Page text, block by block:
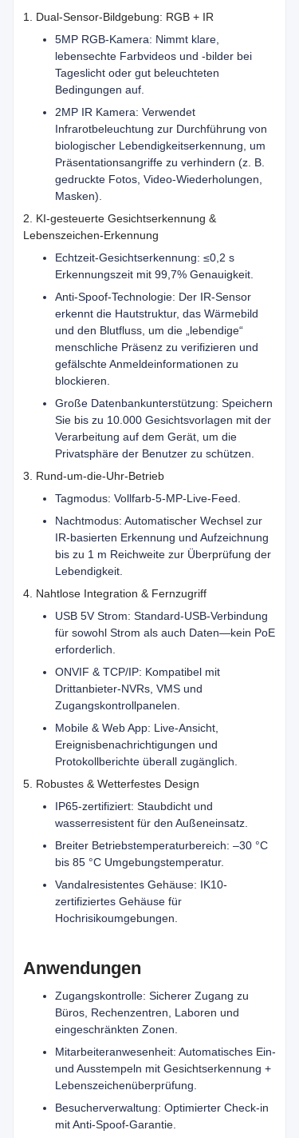
1. Dual-Sensor-Bildgebung: RGB + IR
5MP RGB-Kamera: Nimmt klare,
lebensechte Farbvideos und -bilder bei
Tageslicht oder gut beleuchteten
Bedingungen auf.
2MP IR Kamera: Verwendet
Infrarotbeleuchtung zur Durchführung von
biologischer Lebendigkeitserkennung, um
Präsentationsangriffe zu verhindern (z. B.
gedruckte Fotos, Video-Wiederholungen,
Masken).
2. KI-gesteuerte Gesichtserkennung &
Lebenszeichen-Erkennung
Echtzeit-Gesichtserkennung: ≤0,2 s
Erkennungszeit mit 99,7% Genauigkeit.
Anti-Spoof-Technologie: Der IR-Sensor
erkennt die Hautstruktur, das Wärmebild
und den Blutfluss, um die „lebendige“
menschliche Präsenz zu verifizieren und
gefälschte Anmeldeinformationen zu
blockieren.
Große Datenbankunterstützung: Speichern
Sie bis zu 10.000 Gesichtsvorlagen mit der
Verarbeitung auf dem Gerät, um die
Privatsphäre der Benutzer zu schützen.
3. Rund-um-die-Uhr-Betrieb
Tagmodus: Vollfarb-5-MP-Live-Feed.
Nachtmodus: Automatischer Wechsel zur
IR-basierten Erkennung und Aufzeichnung
bis zu 1 m Reichweite zur Überprüfung der
Lebendigkeit.
4. Nahtlose Integration & Fernzugriff
USB 5V Strom: Standard-USB-Verbindung
für sowohl Strom als auch Daten—kein PoE
erforderlich.
ONVIF & TCP/IP: Kompatibel mit
Drittanbieter-NVRs, VMS und
Zugangskontrollpanelen.
Mobile & Web App: Live-Ansicht,
Ereignisbenachrichtigungen und
Protokollberichte überall zugänglich.
5. Robustes & Wetterfestes Design
IP65-zertifiziert: Staubdicht und
wasserresistent für den Außeneinsatz.
Breiter Betriebstemperaturbereich: –30 °C
bis 85 °C Umgebungstemperatur.
Vandalresistentes Gehäuse: IK10-
zertifiziertes Gehäuse für
Hochrisikoumgebungen.
Anwendungen
Zugangskontrolle: Sicherer Zugang zu
Büros, Rechenzentren, Laboren und
eingeschränkten Zonen.
Mitarbeiteranwesenheit: Automatisches Ein-
und Ausstempeln mit Gesichtserkennung +
Lebenszeichenüberprüfung.
Besucherverwaltung: Optimierter Check-in
mit Anti-Spoof-Garantie.